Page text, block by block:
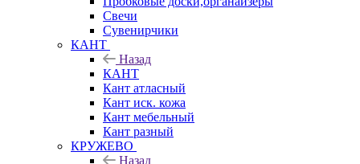
Свечи
Сувенирчики
КАНТ
Назад
КАНТ
Кант атласный
Кант иск. кожа
Кант мебельный
Кант разный
КРУЖЕВО
Назад